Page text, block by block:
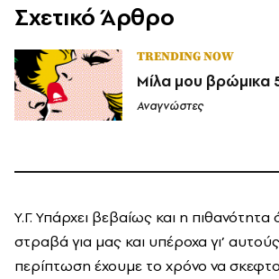
Σχετικό Άρθρο
TRENDING NOW
Μίλα μου βρώμικα
Αναγνώστες
Υ.Γ. Υπάρχει βεβαίως και η πιθανότητα
στραβά για μας και υπέροχα γι’
περίπτωση έχουμε το χρόνο να